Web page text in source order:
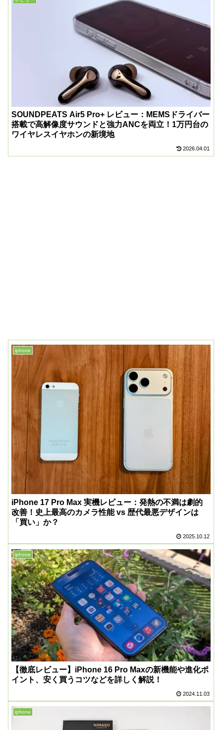
SOUNDPEATS Air5 Pro+ レビュー：MEMSドライバー
搭載で高解像度サウンドと強力ANCを両立！1万円台の
ワイヤレスイヤホンの新境地
2026.04.01
iphone
iPhone 17 Pro Max 実機レビュー：発熱の不満は劇的
改善！史上最高のカメラ性能 vs 歴代最悪デザインは
「買い」か？
2025.10.12
iphone
【徹底レビュー】iPhone 16 Pro Maxの新機能や進化ポ
イント、安く買うコツなどを詳しく解説！
2024.11.03
iphone